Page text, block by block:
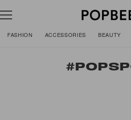
FASHION ACCESSORIES BEAUTY